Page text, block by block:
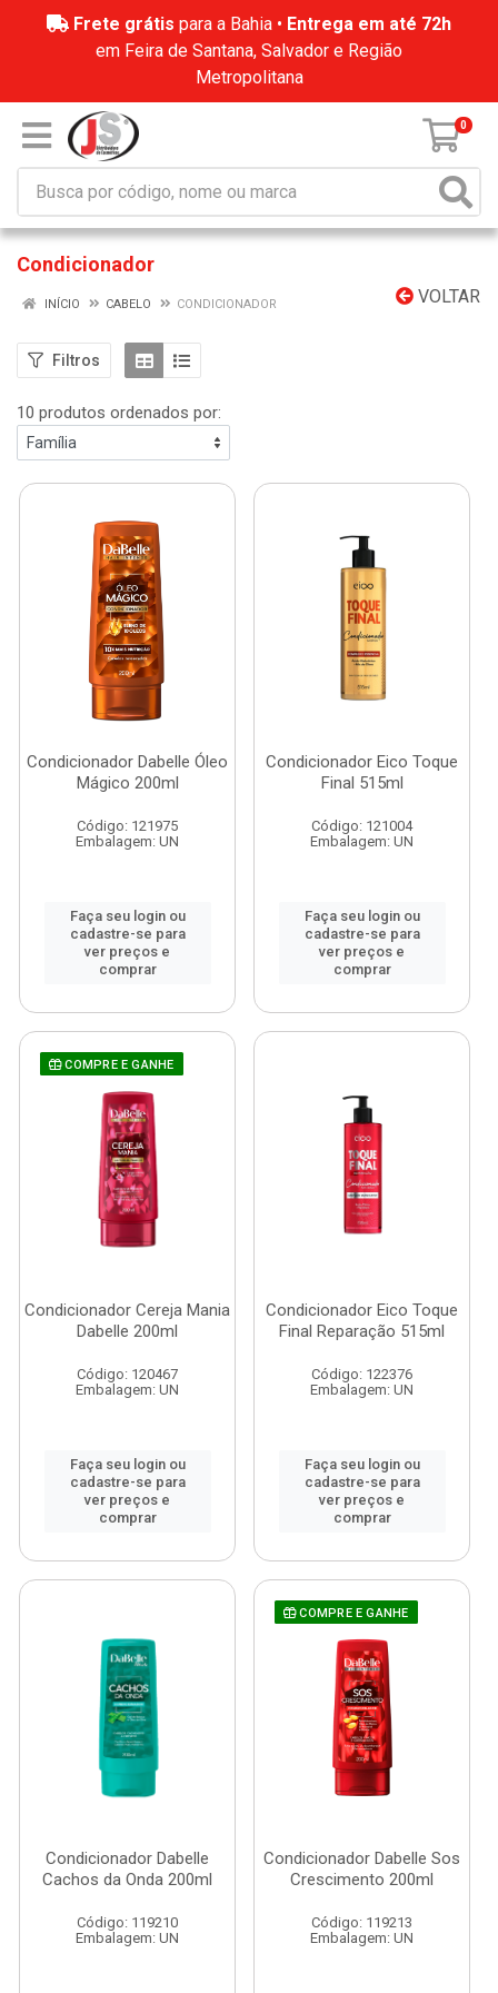
Frete grátis para a Bahia • Entrega em até 72h
em Feira de Santana, Salvador e Região
Metropolitana
0
Condicionador
VOLTAR
INÍCIO CABELO CONDICIONADOR
Filtros
10 produtos ordenados por:
Condicionador Dabelle Óleo
Mágico 200ml
Código: 121975
Embalagem: UN
Faça seu login ou
cadastre-se para
ver preços e
comprar
Condicionador Eico Toque
Final 515ml
Código: 121004
Embalagem: UN
Faça seu login ou
cadastre-se para
ver preços e
comprar
COMPRE E GANHE
Condicionador Cereja Mania
Dabelle 200ml
Código: 120467
Embalagem: UN
Faça seu login ou
cadastre-se para
ver preços e
comprar
Condicionador Eico Toque
Final Reparação 515ml
Código: 122376
Embalagem: UN
Faça seu login ou
cadastre-se para
ver preços e
comprar
Condicionador Dabelle
Cachos da Onda 200ml
Código: 119210
Embalagem: UN
COMPRE E GANHE
Condicionador Dabelle Sos
Crescimento 200ml
Código: 119213
Embalagem: UN